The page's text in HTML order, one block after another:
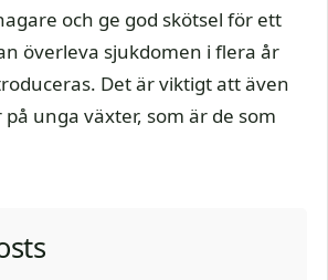
och ge god skötsel för ett
överleva sjukdomen i flera år
Det är viktigt att även
unga växter, som är de som